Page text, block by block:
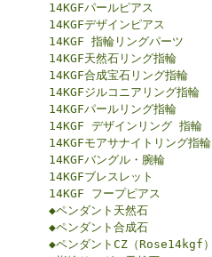
14KGFパールピアス
14KGFデザインピアス
14KGF 指輪リングパーツ
14KGF天然石リング指輪
14KGF合成宝石リング指輪
14KGFジルコニアリング指輪
14KGFパールリング指輪
14KGF デザインリング 指輪
14KGFモアサナイトリング指輪
14KGFバングル・腕輪
14KGFブレスレット
14KGF フープピアス
◆ペンダント天然石
◆ペンダント合成石
◆ペンダントCZ（Rose14kgf）